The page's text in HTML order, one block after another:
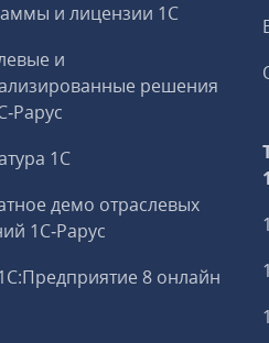
и лицензии 1С
и
решения
1С
демо отраслевых
1С‑Рарус
8 онлайн